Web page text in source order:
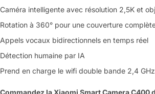
Caméra intelligente avec résolution 2,5K et
Rotation à 360° pour une couverture
Appels vocaux bidirectionnels en temps réel
Détection humaine par IA
Prend en charge le wifi double bande 2,4
Commandez la Xiaomi Smart Camera C400
Partager ce produit
Poser une question
Votre
Votre
email